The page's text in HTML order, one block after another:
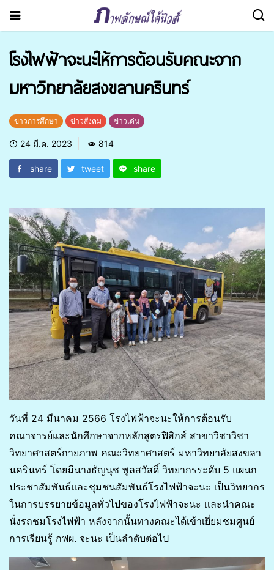
โรงไฟฟ้าจะนะให้การต้อนรับคณะจาก
มหาวิทยาลัยสงขลานครินทร์
ข่าวการศึกษา ข่าวสังคม ข่าวเด่น
24 มี.ค. 2023 814
share tweet share
วันที่ 24 มีนาคม 2566 โรงไฟฟ้าจะนะให้การต้อนรับ
คณาจารย์และนักศึกษาจากหลักสูตรฟิสิกส์ สาขาวิชาวิชา
วิทยาศาสตร์กายภาพ คณะวิทยาศาสตร์ มหาวิทยาลัยสงขลา
นครินทร์ โดยมีนางธัญนุช พูลสวัสดิ์ วิทยากรระดับ 5 แผนก
ประชาสัมพันธ์และชุมชนสัมพันธ์โรงไฟฟ้าจะนะ เป็นวิทยากร
ในการบรรยายข้อมูลทั่วไปของโรงไฟฟ้าจะนะ และนำคณะ
นั่งรถชมโรงไฟฟ้า หลังจากนั้นทางคณะได้เข้าเยี่ยมชมศูนย์
การเรียนรู้ กฟผ. จะนะ เป็นลำดับต่อไป